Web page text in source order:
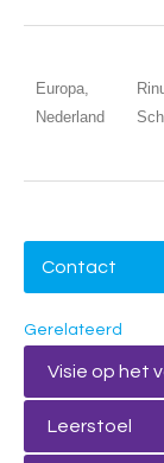
Europa,
Nederland
Contact
Gerelateerd
Visie op het
Leerstoel